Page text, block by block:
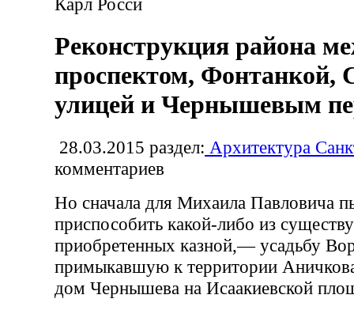
Реконструкция района
проспектом, Фонтанкой,
улицей и Чернышевым
28.03.2015 раздел: Архитектура
комментариев
Но сначала для Михаила Павловича
приспособить какой-либо из
приобретенных казной,— усадьбу
примыкавшую к территории
дом Чернышева на Исаакиевской